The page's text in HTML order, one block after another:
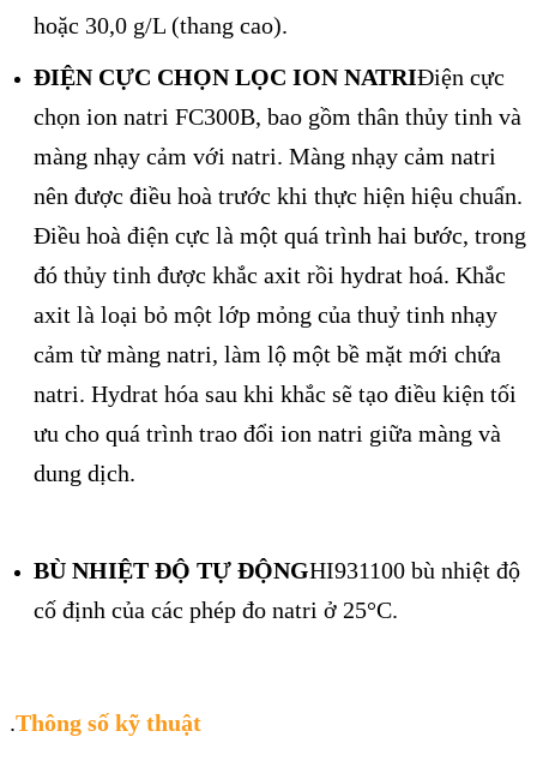
hoặc 30,0 g/L (thang cao).
ĐIỆN CỰC CHỌN LỌC ION NATRIĐiện cực
chọn ion natri FC300B, bao gồm thân thủy tinh và
màng nhạy cảm với natri. Màng nhạy cảm natri
nên được điều hoà trước khi thực hiện hiệu chuẩn.
Điều hoà điện cực là một quá trình hai bước, trong
đó thủy tinh được khắc axit rồi hydrat hoá. Khắc
axit là loại bỏ một lớp mỏng của thuỷ tinh nhạy
cảm từ màng natri, làm lộ một bề mặt mới chứa
natri. Hydrat hóa sau khi khắc sẽ tạo điều kiện tối
ưu cho quá trình trao đổi ion natri giữa màng và
dung dịch.
BÙ NHIỆT ĐỘ TỰ ĐỘNGHI931100 bù nhiệt độ
cố định của các phép đo natri ở 25°C.
.Thông số kỹ thuật